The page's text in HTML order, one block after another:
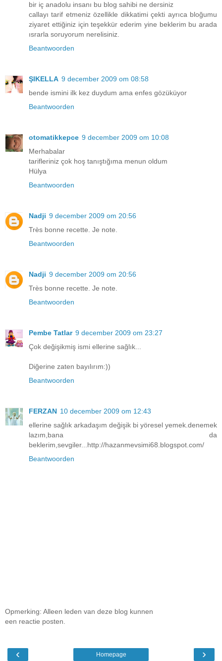
bir iç anadolu insanı bu blog sahibi ne dersiniz
callayı tarif etmeniz özellikle dikkatimi çekti ayrıca bloğumu
ziyaret ettiğiniz için teşekkür ederim yine beklerim bu arada
ısrarla soruyorum nerelisiniz.
Beantwoorden
ŞIKELLA 9 december 2009 om 08:58
bende ismini ilk kez duydum ama enfes gözüküyor
Beantwoorden
otomatikkepce 9 december 2009 om 10:08
Merhabalar
tarifleriniz çok hoş tanıştığıma menun oldum
Hülya
Beantwoorden
Nadji 9 december 2009 om 20:56
Très bonne recette. Je note.
Beantwoorden
Nadji 9 december 2009 om 20:56
Très bonne recette. Je note.
Beantwoorden
Pembe Tatlar 9 december 2009 om 23:27
Çok değişikmiş ismi ellerine sağlık...
Diğerine zaten bayılırım:))
Beantwoorden
FERZAN 10 december 2009 om 12:43
ellerine sağlık arkadaşım değişik bi yöresel yemek.denemek
lazım,bana da
beklerim,sevgiler...http://hazanmevsimi68.blogspot.com/
Beantwoorden
Opmerking: Alleen leden van deze blog kunnen
een reactie posten.
‹ ›
Homepage